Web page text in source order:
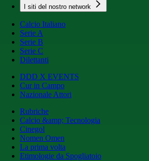
I siti del nostro network
Calcio Italiano
Serie A
Serie B
Serie C
Dilettanti
DDD X EVENTS
Cur in Campo
Nazionale Attori
Rubriche
Calcio &amp; Tecnologia
Cinegol
Nomen Omen
La prima volta
Etimologie da Spogliatoio